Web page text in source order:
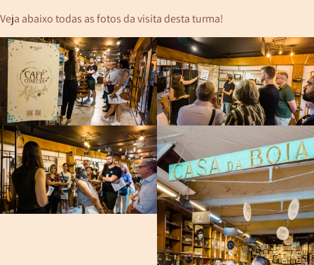
Veja abaixo todas as fotos da visita desta turma!